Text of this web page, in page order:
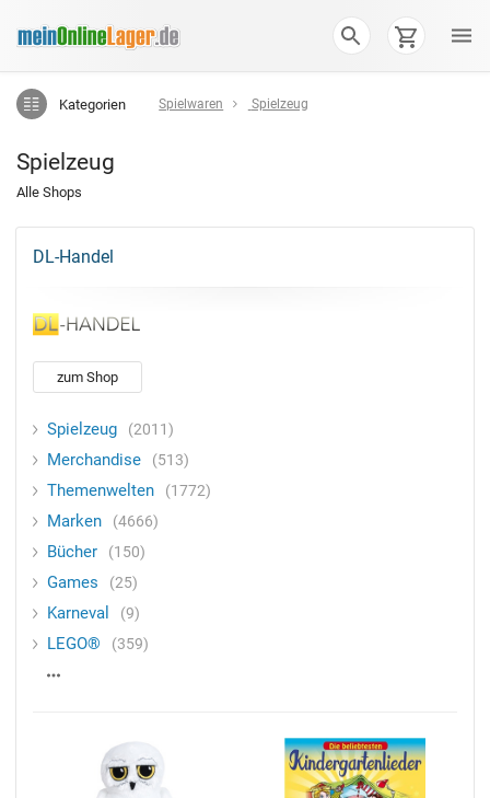
Kategorien Spielwaren Spielzeug
Spielzeug
Alle Shops
DL-Handel
zum Shop
Spielzeug 2011
Merchandise 513
Themenwelten 1772
Marken 4666
Bücher 150
Games 25
Karneval 9
LEGO® 359